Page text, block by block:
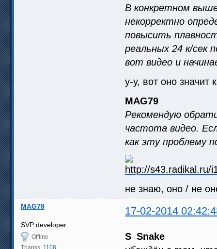
В конкретном
некорректно
повысить
реальных 24 к/сек
вот видео и
у-у, вот оно значит
MAG79
Рекомендую
частота видео.
как эту проблему
не знаю, оно / не
MAG79 17-02-2014
SVP developer
Offline
Thanks: 1108
S_Snake